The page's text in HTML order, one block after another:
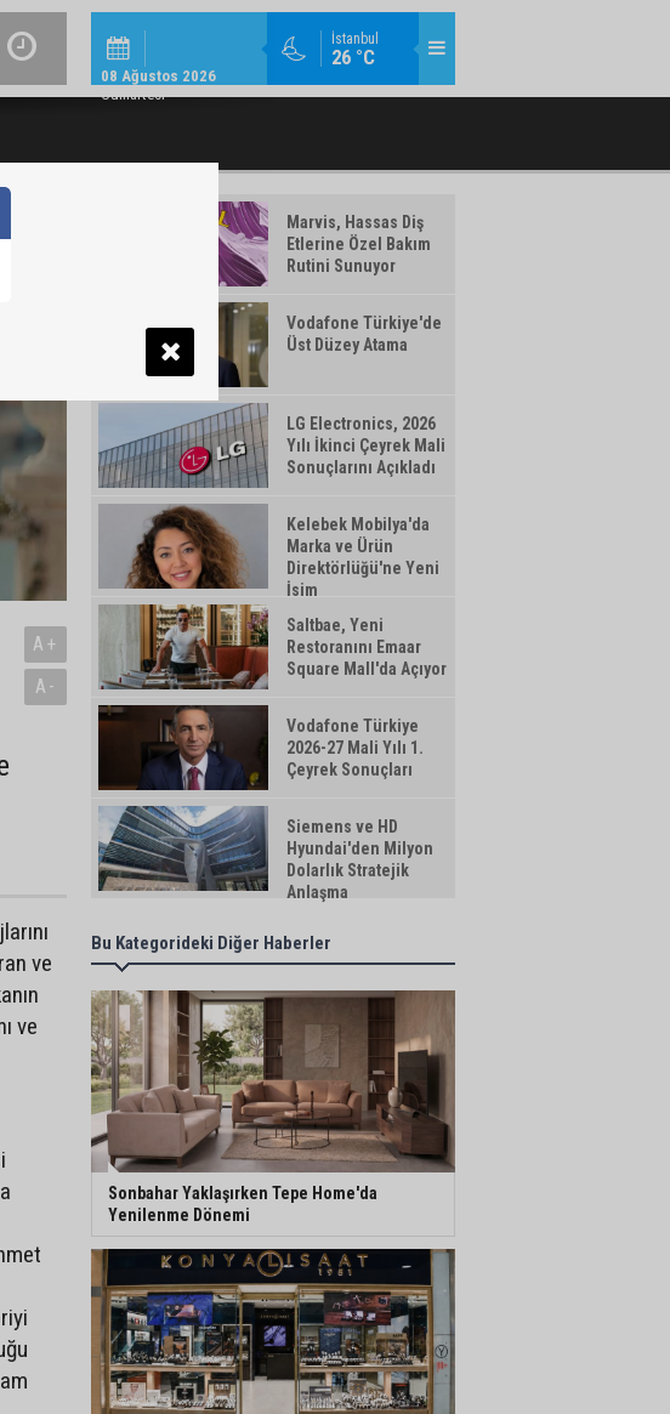
İstanbul
26 °C
08 Ağustos 2026
Cumartesi
KURUMSAL / 11:08
İŞ BANKASI GRUBU ÜST YÖNETIMINDE GÖREV DEĞIŞIMI
VAKIFBANK’IN AKTIF BÜYÜKLÜĞÜ
A+
A-
ve
ve
Marvis, Hassas Diş
Etlerine Özel Bakım
Rutini Sunuyor
Vodafone Türkiye'de
Üst Düzey Atama
LG Electronics, 2026
Yılı İkinci Çeyrek Mali
Sonuçlarını Açıkladı
Kelebek Mobilya'da
Marka ve Ürün
Direktörlüğü'ne Yeni
İsim
Saltbae, Yeni
Restoranını Emaar
Square Mall'da Açıyor
Vodafone Türkiye
2026-27 Mali Yılı 1.
Çeyrek Sonuçları
Siemens ve HD
Hyundai'den Milyon
Dolarlık Stratejik
Anlaşma
Bu Kategorideki Diğer Haberler
Sonbahar Yaklaşırken Tepe Home'da
Yenilenme Dönemi